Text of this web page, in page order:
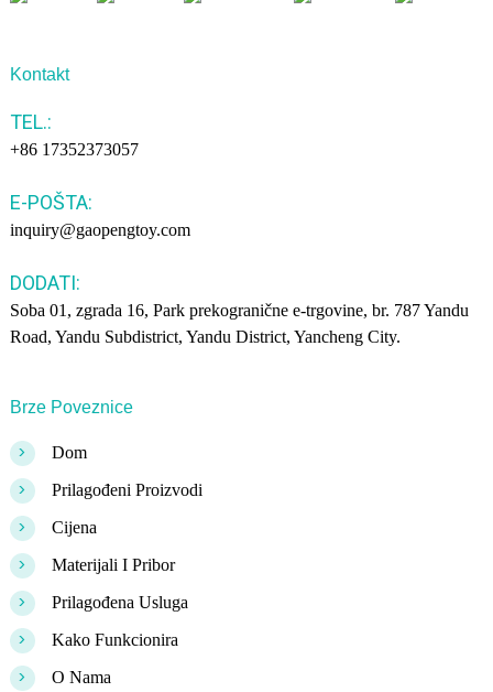
Kontakt
TEL.:
+86 17352373057
E-POŠTA:
inquiry@gaopengtoy.com
DODATI:
Soba 01, zgrada 16, Park prekogranične e-trgovine, br. 787 Yandu
Road, Yandu Subdistrict, Yandu District, Yancheng City.
Brze Poveznice
> Dom
> Prilagođeni Proizvodi
> Cijena
> Materijali I Pribor
> Prilagođena Usluga
> Kako Funkcionira
> O Nama